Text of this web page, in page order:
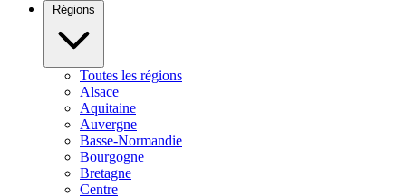
Régions
Toutes les régions
Alsace
Aquitaine
Auvergne
Basse-Normandie
Bourgogne
Bretagne
Centre